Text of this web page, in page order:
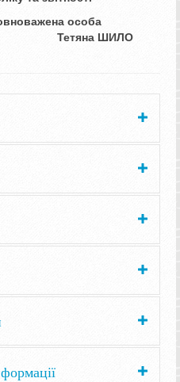
уповноважена особа
ШИЛО